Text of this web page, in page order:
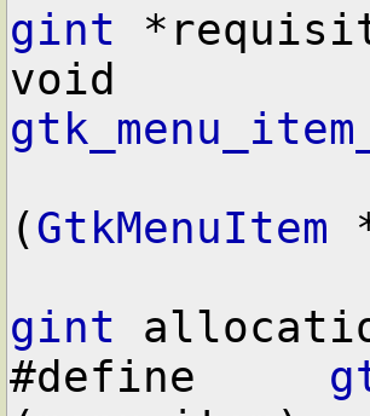
gint
(GtkMenuItem
gint
#define